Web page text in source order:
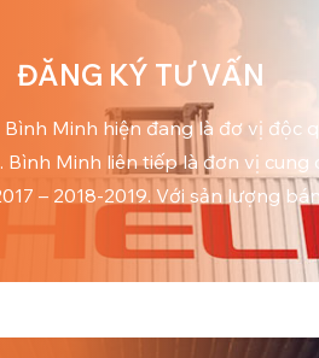
ĐĂNG KÝ TƯ VẤN
Minh hiện đang là đơ vị độc
Bình Minh liên tiếp là đơn vị cung
– 2018-2019. Với sản lượng